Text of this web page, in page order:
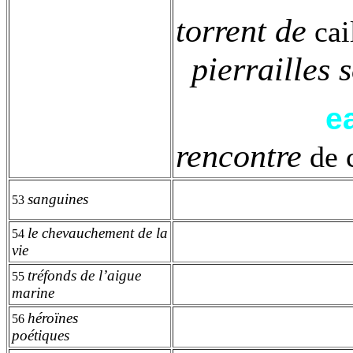
torrent de
pierrailles
rencontre de
53 sanguines
54 le chevauchement de la
vie
55 tréfonds de l’aigue
marine
56 héroïnes
poétiques